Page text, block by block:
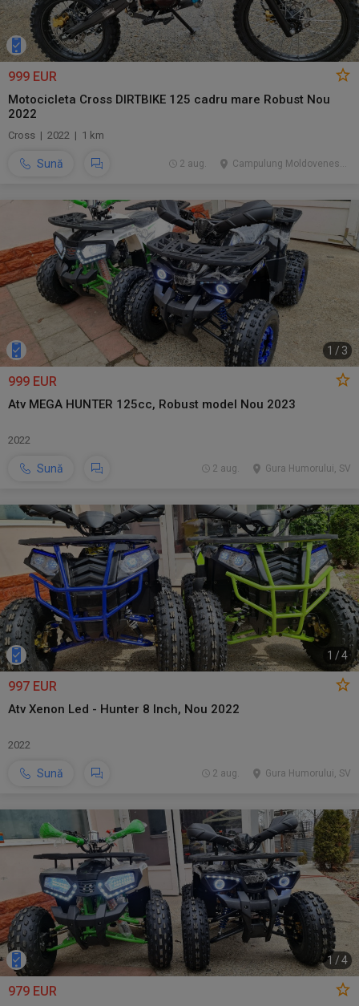
999 EUR
Motocicleta Cross DIRTBIKE 125 cadru mare Robust Nou
2022
Cross | 2022 | 1 km
Sună Campulung Moldovenesc, SV
2 aug.
1 / 3
999 EUR
Atv MEGA HUNTER 125cc, Robust model Nou 2023
2022
Sună Gura Humorului, SV
2 aug.
1 /4
997 EUR
Atv Xenon Led - Hunter 8 Inch, Nou 2022
2022
Sună Gura Humorului, SV
2 aug.
1 /4
979 EUR